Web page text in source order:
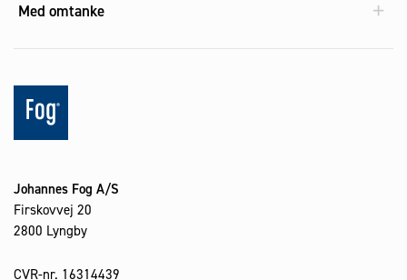
Med omtanke
Johannes Fog A/S
Firskovvej 20
2800 Lyngby
CVR-nr. 16314439